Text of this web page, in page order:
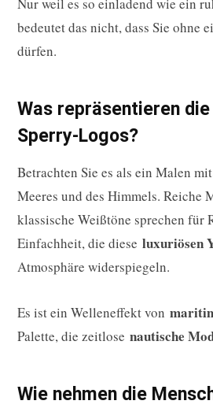
Nur weil es so einladend wie ein
bedeutet das nicht, dass Sie ohne
dürfen.
Was repräsentieren
Sperry-Logos?
Betrachten Sie es als ein Malen
Meeres und des Himmels. Reiche
klassische Weißtöne sprechen für
Einfachheit, die diese luxuriösen
Atmosphäre widerspiegeln.
Es ist ein Welleneffekt von
Palette, die zeitlose nautische
Wie nehmen die